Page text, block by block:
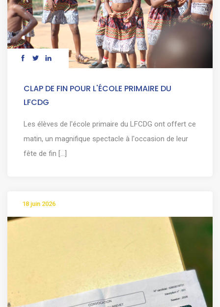
CLAP DE FIN POUR L'ÉCOLE PRIMAIRE DU
LFCDG
Les élèves de l'école primaire du LFCDG ont offert ce
matin, un magnifique spectacle à l'occasion de leur
fête de fin [...]
18 juin 2026